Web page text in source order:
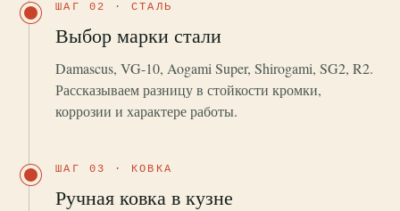
ШАГ 02 · СТАЛЬ
Выбор марки стали
Damascus, VG-10, Aogami Super, Shirogami, SG2, R2.
Рассказываем разницу в стойкости кромки,
коррозии и характере работы.
ШАГ 03 · КОВКА
Ручная ковка в кузне